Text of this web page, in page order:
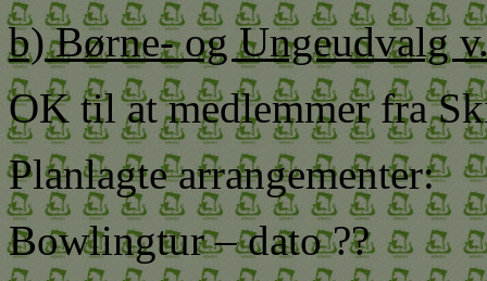
b) Børne- og Ungeudvalg
OK til at medlemmer fra
Planlagte arrangementer:
Bowlingtur – dato ??